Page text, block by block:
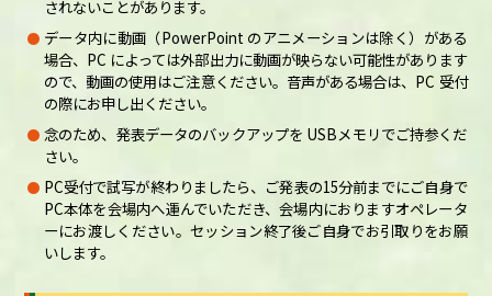
されないことがあります。
データ内に動画（PowerPoint のアニメーションは除く）がある
場合、PC によっては外部出力に動画が映らない可能性があります
ので、動画の使用はご注意ください。音声がある場合は、PC 受付
の際にお申し出ください。
念のため、発表データのバックアップを USBメモリでご持参くだ
さい。
PC受付で試写が終わりましたら、ご発表の15分前までにご自身で
PC本体を会場内へ運んでいただき、会場内におりますオペレータ
ーにお渡しください。セッション終了後ご自身でお引取りをお願
いします。